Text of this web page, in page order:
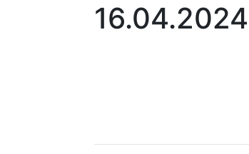
16.04.2024